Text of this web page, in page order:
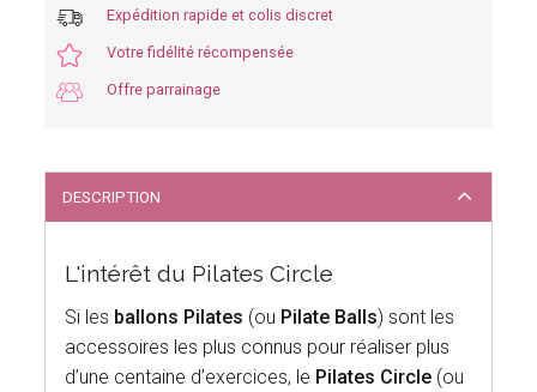
Expédition rapide et colis discret
Votre fidélité récompensée
Offre parrainage
DESCRIPTION
L'intérêt du Pilates Circle
Si les ballons Pilates (ou Pilate Balls) sont les
accessoires les plus connus pour réaliser plus
d’une centaine d’exercices, le Pilates Circle (ou